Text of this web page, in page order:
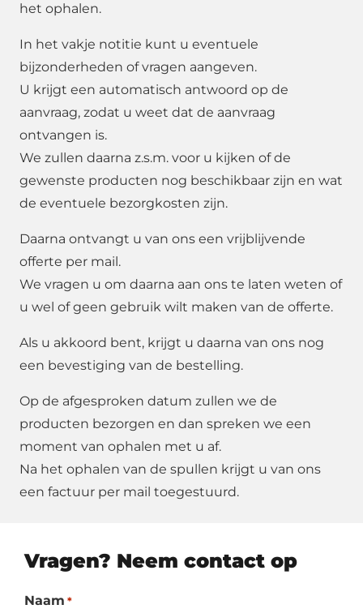
het ophalen.
In het vakje notitie kunt u eventuele
bijzonderheden of vragen aangeven.
U krijgt een automatisch antwoord op de
aanvraag, zodat u weet dat de aanvraag
ontvangen is.
We zullen daarna z.s.m. voor u kijken of de
gewenste producten nog beschikbaar zijn en wat
de eventuele bezorgkosten zijn.
Daarna ontvangt u van ons een vrijblijvende
offerte per mail.
We vragen u om daarna aan ons te laten weten of
u wel of geen gebruik wilt maken van de offerte.
Als u akkoord bent, krijgt u daarna van ons nog
een bevestiging van de bestelling.
Op de afgesproken datum zullen we de
producten bezorgen en dan spreken we een
moment van ophalen met u af.
Na het ophalen van de spullen krijgt u van ons
een factuur per mail toegestuurd.
Vragen? Neem contact op
Naam *